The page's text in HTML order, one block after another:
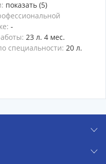
показать (5)
-
23 л. 4 мес.
специальности: 20 л.